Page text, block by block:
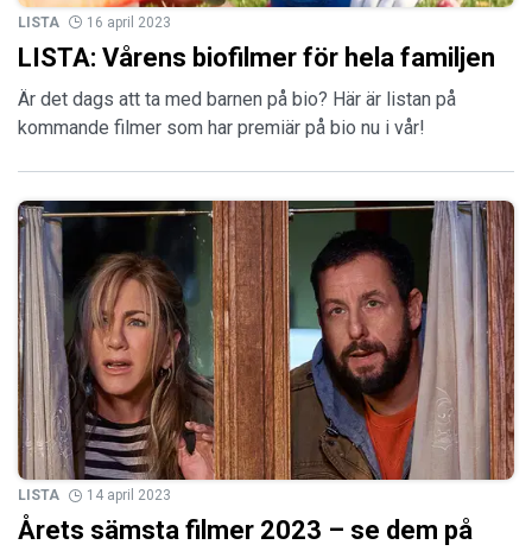
LISTA 16 april 2023
LISTA: Vårens biofilmer för hela familjen
Är det dags att ta med barnen på bio? Här är listan på
kommande filmer som har premiär på bio nu i vår!
LISTA 14 april 2023
Årets sämsta filmer 2023 – se dem på